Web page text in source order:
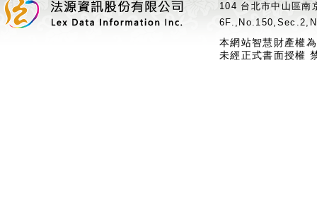
104 台北市中山區
本網站智慧財產權
未經正式書面授權